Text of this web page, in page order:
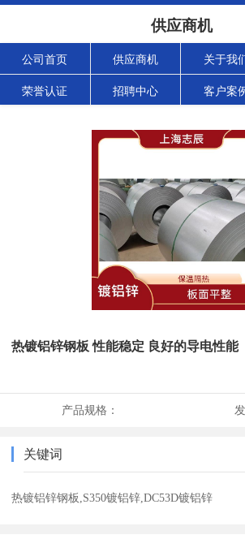
供应商机
公司首页 供应商机 关于我
荣誉认证 招聘中心 客户案
热镀铝锌钢板 性能稳定 良好的导电性能
产品规格：
关键词
热镀铝锌钢板,S350镀铝锌,DC53D镀铝锌